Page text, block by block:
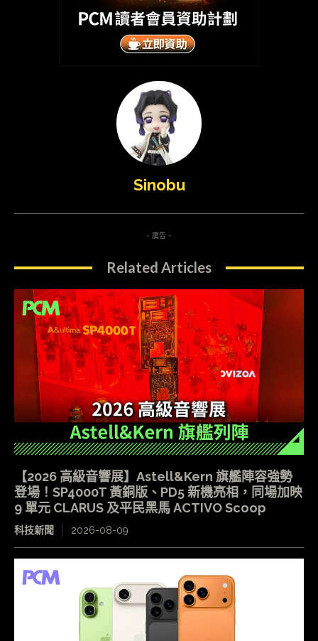
Sinobu
- 廣告 -
Related Articles
【2026 高級音響展】Astell&Kern 旗艦陣容強勢
登場！SP4000T 黃銅版、PD5 新機亮相，同場加映
9 單元 CLARUS 及平民黑馬 ACTIVO Scoop
科技新聞 2026-08-09